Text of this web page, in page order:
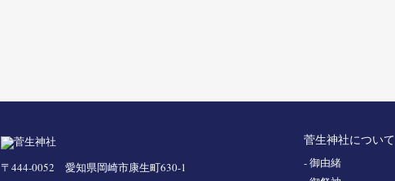
〒444-0052 愛知県岡崎市康生町630-1
菅生神社について
- 御由緒